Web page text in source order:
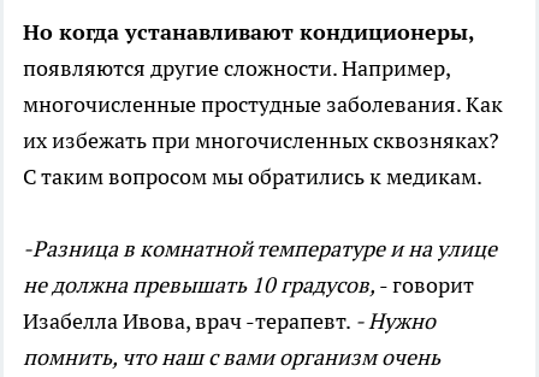
Но когда устанавливают кондиционеры,
появляются другие сложности. Например,
многочисленные простудные заболевания. Как
их избежать при многочисленных сквозняках?
С таким вопросом мы обратились к медикам.
-Разница в комнатной температуре и на улице
не должна превышать 10 градусов, - говорит
Изабелла Ивова, врач -терапевт. - Нужно
помнить, что наш с вами организм очень